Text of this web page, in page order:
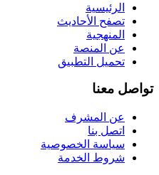
الرئيسية
تصفح الأحاديث
المنهجية
عن المنصة
تحميل التطبيق
تواصل معنا
عن المشرف
اتصل بنا
سياسة الخصوصية
شروط الخدمة